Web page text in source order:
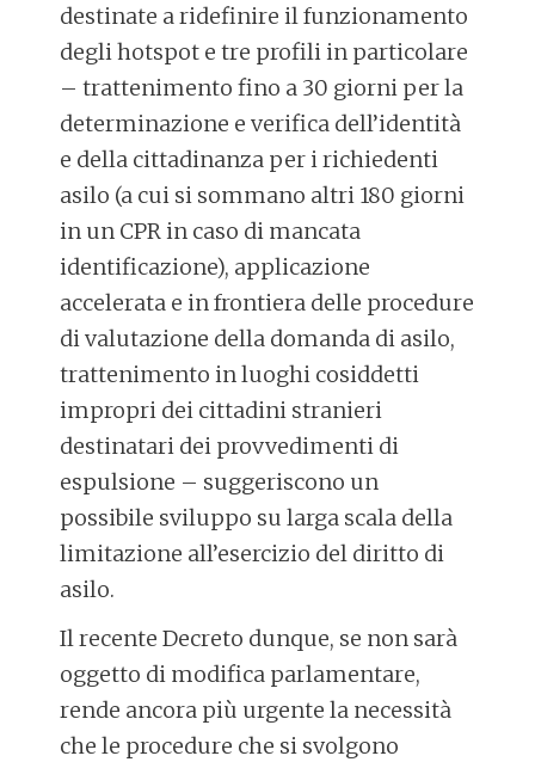
destinate a ridefinire il funzionamento
degli hotspot e tre profili in particolare
– trattenimento fino a 30 giorni per la
determinazione e verifica dell’identità
e della cittadinanza per i richiedenti
asilo (a cui si sommano altri 180 giorni
in un CPR in caso di mancata
identificazione), applicazione
accelerata e in frontiera delle procedure
di valutazione della domanda di asilo,
trattenimento in luoghi cosiddetti
impropri dei cittadini stranieri
destinatari dei provvedimenti di
espulsione – suggeriscono un
possibile sviluppo su larga scala della
limitazione all’esercizio del diritto di
asilo.
Il recente Decreto dunque, se non sarà
oggetto di modifica parlamentare,
rende ancora più urgente la necessità
che le procedure che si svolgono